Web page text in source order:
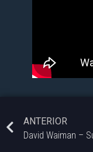
ANTERIOR